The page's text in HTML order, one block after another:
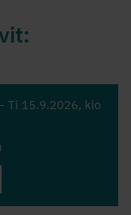
Ti 15.9.2026, klo